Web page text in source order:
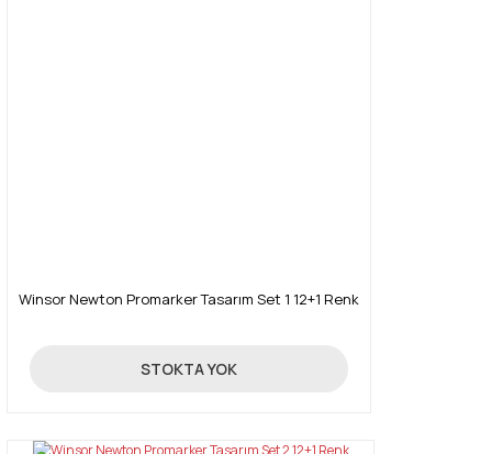
Winsor Newton Promarker Tasarım Set 1 12+1 Renk
390,00 TL
STOKTA YOK